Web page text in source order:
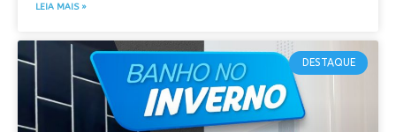
LEIA MAIS »
DESTAQUE